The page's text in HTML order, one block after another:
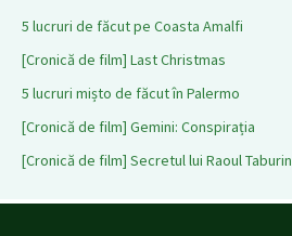
5 lucruri de făcut pe Coasta Amalfi
[Cronică de film] Last Christmas
5 lucruri mișto de făcut în Palermo
[Cronică de film] Gemini: Conspirația
[Cronică de film] Secretul lui Raoul Taburin